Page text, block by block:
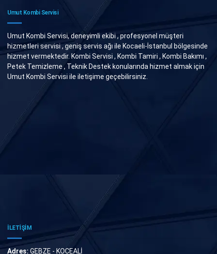
Umut Kombi Servisi
Umut Kombi Servisi, deneyimli ekibi , profesyonel müşteri
hizmetleri servisi , geniş servis ağı ile Kocaeli-İstanbul bölgesinde
hizmet vermektedir. Kombi Servisi , Kombi Tamiri , Kombi Bakımı ,
Petek Temizleme , Teknik Destek konularında hizmet almak için
Umut Kombi Servisi ile iletişime geçebilirsiniz.
İLETİŞİM
Adres: GEBZE - KOCEALİ